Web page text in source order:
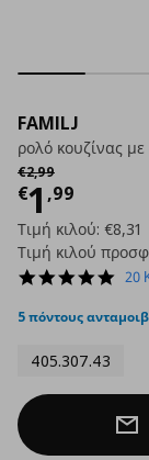
FAMILJ
ρολό κουζίνας
€2,99
Αρχική τιμή
€1 ,99
Τιμή κιλού: €8,31
Τιμή κιλού
4.8
20
5 πόντους
405.307.43